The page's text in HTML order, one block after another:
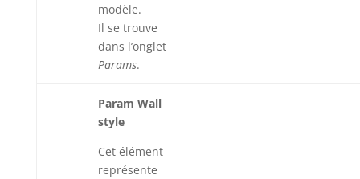
modèle.
Il se trouve
dans l’onglet
Params.
Param Wall
style
Cet élément
représente